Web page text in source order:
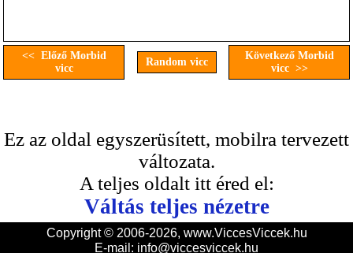
<< Előző Morbid
vicc
Random vicc
Következő Morbid
vicc >>
Ez az oldal egyszerüsített, mobilra tervezett
változata.
A teljes oldalt itt éred el:
Váltás teljes nézetre
Copyright © 2006-2026, www.ViccesViccek.hu
E-mail: info@viccesviccek.hu